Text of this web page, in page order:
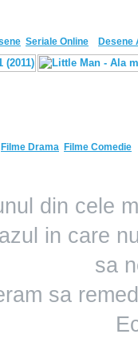
Seriale Online Desene
Filme Drama Filme Comedie
din cele
in care
sa
sa